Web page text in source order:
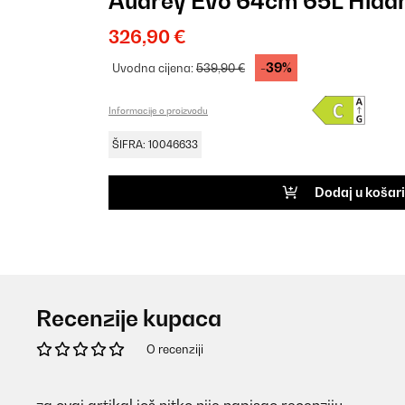
326,90 €
Uvodna cijena:539,90 € -39%
Informacije o proizvodu
ŠIFRA: 10046633
Dodaj u
Recenzije kupaca
O recenziji